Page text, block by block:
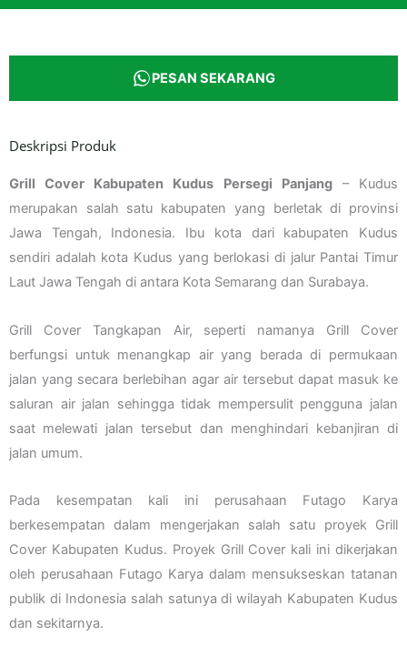
PESAN SEKARANG
Deskripsi Produk
Grill Cover Kabupaten Kudus Persegi Panjang– Kudus
merupakan salah satu kabupaten yang berletak di provinsi
Jawa Tengah, Indonesia. Ibu kota dari kabupaten Kudus
sendiri adalah kota Kudus yang berlokasi di jalur Pantai Timur
Laut Jawa Tengah di antara Kota Semarang dan Surabaya.
Grill Cover Tangkapan Air, seperti namanya Grill Cover
berfungsi untuk menangkap air yang berada di permukaan
jalan yang secara berlebihan agar air tersebut dapat masuk ke
saluran air jalan sehingga tidak mempersulit pengguna jalan
saat melewati jalan tersebut dan menghindari kebanjiran di
jalan umum.
Pada kesempatan kali ini perusahaan Futago Karya
berkesempatan dalam mengerjakan salah satu proyek Grill
Cover Kabupaten Kudus. Proyek Grill Cover kali ini dikerjakan
oleh perusahaan Futago Karya dalam mensukseskan tatanan
publik di Indonesia salah satunya di wilayah Kabupaten Kudus
dan sekitarnya.